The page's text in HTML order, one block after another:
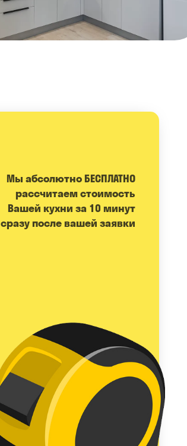
Мы абсолютно БЕСПЛАТНО
расcчитаем стоимость
Вашей кухни за 10 минут
сразу после вашей заявки